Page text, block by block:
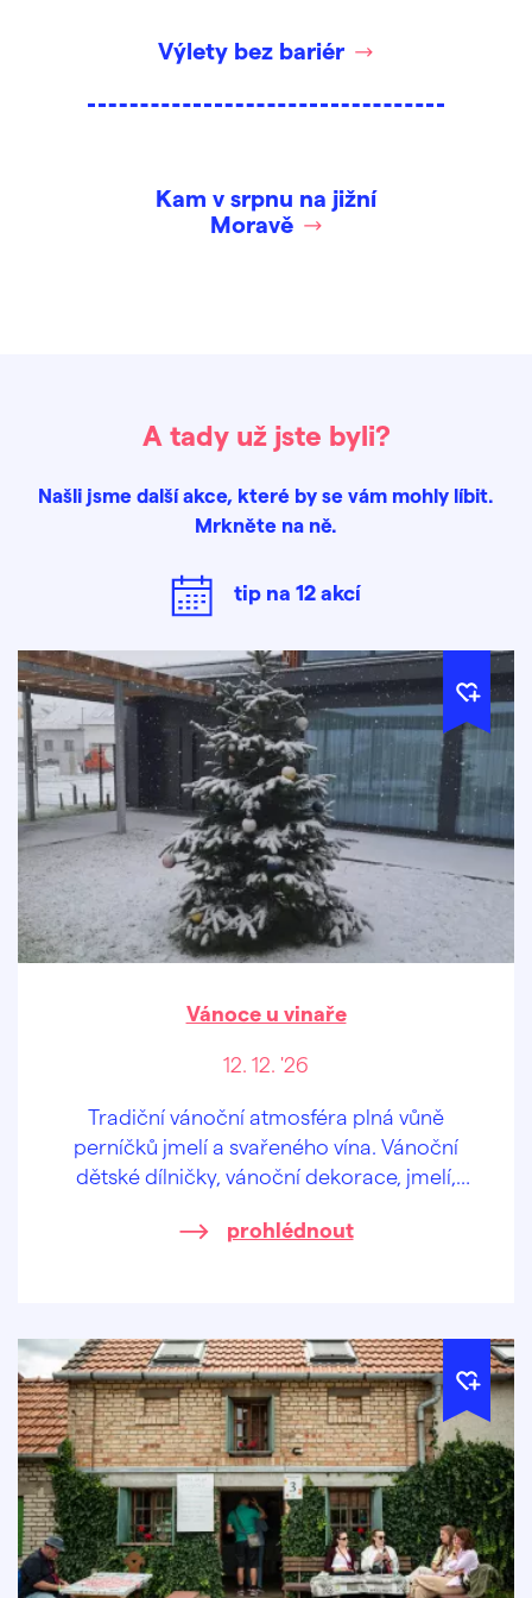
Výlety bez bariér
Kam v srpnu na jižní
Moravě
A tady už jste byli?
Našli jsme další akce, které by se vám mohly líbit.
Mrkněte na ně.
tip na 12akcí
Vánoce u vinaře
12. 12. '26
Tradiční vánoční atmosféra plná vůně
perníčků jmelí a svařeného vína. Vánoční
dětské dílničky, vánoční dekorace, jmelí,
prohlédnout